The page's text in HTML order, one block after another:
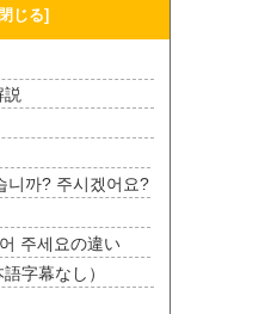
説
니까? 주시겠어요?
주세요の違い
字幕なし）